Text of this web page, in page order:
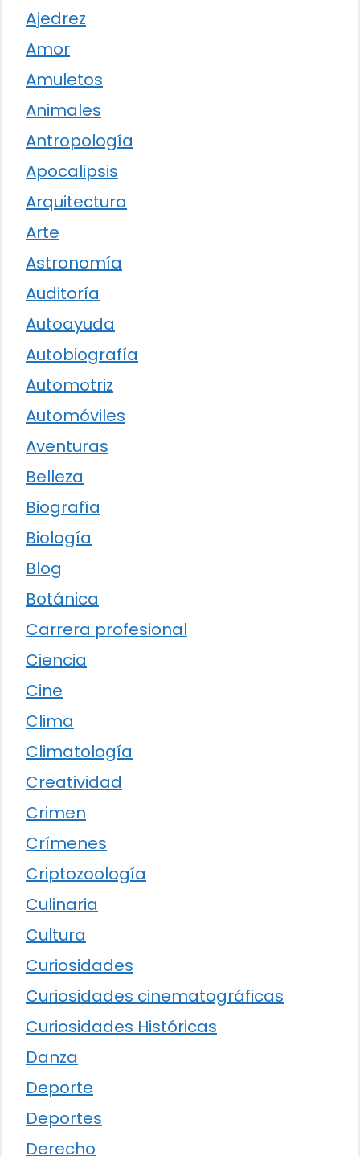
Ajedrez
Amor
Amuletos
Animales
Antropología
Apocalipsis
Arquitectura
Arte
Astronomía
Auditoría
Autoayuda
Autobiografía
Automotriz
Automóviles
Aventuras
Belleza
Biografía
Biología
Blog
Botánica
Carrera profesional
Ciencia
Cine
Clima
Climatología
Creatividad
Crimen
Crímenes
Criptozoología
Culinaria
Cultura
Curiosidades
Curiosidades cinematográficas
Curiosidades Históricas
Danza
Deporte
Deportes
Derecho